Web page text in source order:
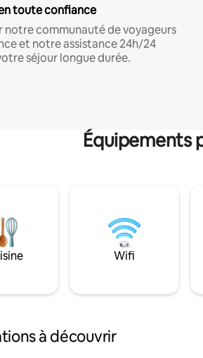
toute confiance
notre communauté de voyageurs
et notre assistance 24h/24
séjour longue durée.
Équipements
Wifi
à découvrir